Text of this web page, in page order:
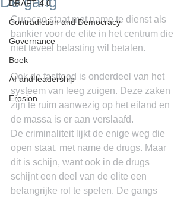
DRAFT 4.0
Contradiction and Democracy
Governance
Boek
AI and leadership
Erosion
Curacao staat met name te dienst als
bankier voor de elite in het centrum die
niet teveel belasting wil betalen.
Ook de fastfood is onderdeel van het
systeem van leeg zuigen. Deze zaken
zijn te ruim aanwezig op het eiland en
de massa is er aan verslaafd.
De criminaliteit lijkt de enige weg die
open staat, met name de drugs. Maar
dit is schijn, want ook in de drugs
schijnt een deel van de elite een
belangrijke rol te spelen. De gangs